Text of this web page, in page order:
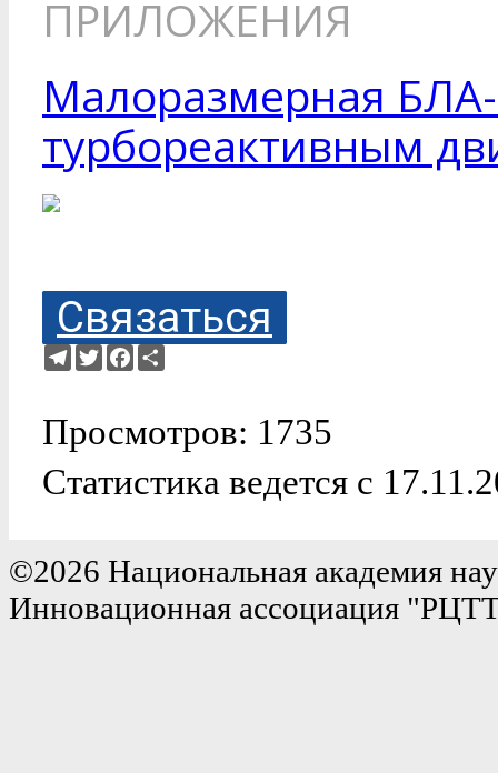
ПРИЛОЖЕНИЯ
Малоразмерная
турбореактивным
Связаться
Telegram
TwitterFacebook
Просмотров: 1735
Статистика ведется с
©2026 Национальная академия
Инновационная ассоциация